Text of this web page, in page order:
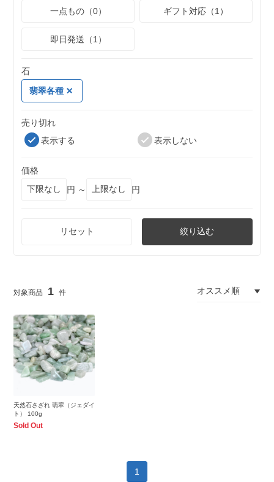
一点もの（0）
ギフト対応（1）
即日発送（1）
石
翡翠各種
売り切れ
表示する
表示しない
価格
円 ～
円
リセット 絞り込む
1
天然石さざれ 翡翠（ジェダイ
ト） 100g
Sold Out
1